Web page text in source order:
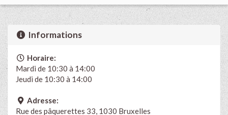
Informations
Horaire:
Mardi de 10:30 à 14:00
Jeudi de 10:30 à 14:00
Adresse:
Rue des pâquerettes 33, 1030 Bruxelles